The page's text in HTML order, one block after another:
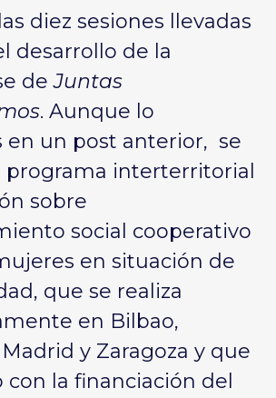
diez sesiones llevadas
desarrollo de la
deJuntas
. Aunque lo
en un post anterior, se
programa interterritorial
sobre
social cooperativo
en situación de
, que se realiza
en Bilbao,
y Zaragoza y que
con la financiación del